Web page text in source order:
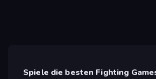
Spiele die besten Fighting